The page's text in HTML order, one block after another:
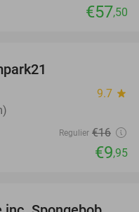
€57,50
9.7 star
Regulier €16
€9,95